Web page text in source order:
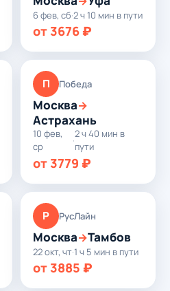
6 фев, сб·2 ч 10 мин в пути
от 3676 ₽
П Победа
Москва→
Астрахань
10 фев,
ср
·
2 ч 40 мин в
пути
от 3779 ₽
Р РусЛайн
Москва→Тамбов
22 окт, чт·1 ч 5 мин в пути
от 3885 ₽